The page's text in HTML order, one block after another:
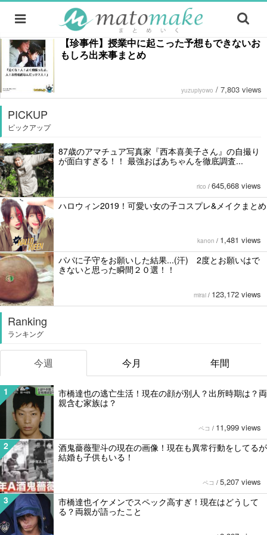
【珍事件】授業中に起こった予想もできないお
もしろ出来事まとめ
yuzupiyowo / 7,803 views
PICKUP
ピックアップ
87歳のアマチュア写真家『西本喜美子さん』の自撮り
が面白すぎる！！ 最強おばあちゃんを徹底調査...
rico / 645,668 views
ハロウィン2019！可愛い女の子コスプレ&メイクまとめ
kanon / 1,481 views
パパに子守をお願いした結果...(汗) 2度とお願いはで
きないと思った瞬間２０選！！
mirai / 123,172 views
Ranking
ランキング
今週 今月 年間
1
市橋達也の逃亡生活！現在の顔が別人？出所時期は？両
親含む家族は？
ペコ / 11,999 views
2
酒鬼薔薇聖斗の現在の画像！現在も異常行動をしてるが
結婚も子供もいる！
ペコ / 5,207 views
3
市橋達也イケメンでスペック高すぎ！現在はどうして
る？両親が語ったこと